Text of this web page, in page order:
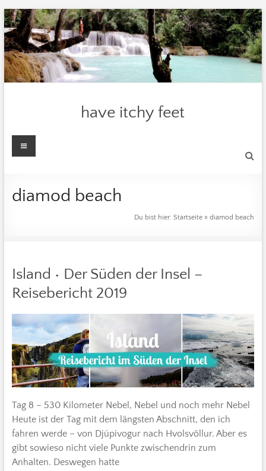
Zum
Inhalt
springen
have itchy feet
Menü
diamod beach
Du bist hier:Startseite »diamod beach
Island • Der Süden der Insel –
Reisebericht 2019
Tag 8 – 530 Kilometer Nebel, Nebel und noch mehr Nebel
Heute ist der Tag mit dem längsten Abschnitt, den ich
fahren werde – von Djúpivogur nach Hvolsvöllur. Aber es
gibt sowieso nicht viele Punkte zwischendrin zum
Anhalten. Deswegen hatte